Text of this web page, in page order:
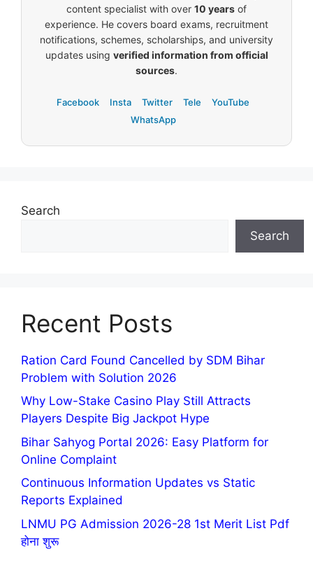
content specialist with over 10 years of
experience. He covers board exams, recruitment
notifications, schemes, scholarships, and university
updates using verified information from official
sources.
Facebook Insta Twitter Tele
YouTube
WhatsApp
Search
Search
Recent Posts
Ration Card Found Cancelled by SDM Bihar
Problem with Solution 2026
Why Low-Stake Casino Play Still Attracts
Players Despite Big Jackpot Hype
Bihar Sahyog Portal 2026: Easy Platform for
Online Complaint
Continuous Information Updates vs Static
Reports Explained
LNMU PG Admission 2026-28 1st Merit List Pdf
होना शुरू